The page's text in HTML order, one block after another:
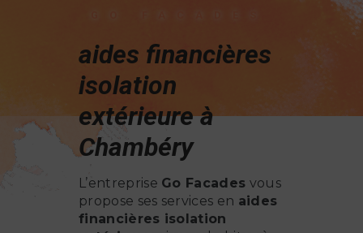
aides financières
isolation
extérieure à
Chambéry
L’entreprise Go Facades vous
propose ses services en aides
financières isolation